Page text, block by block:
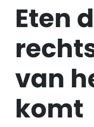
Eten
van
komt